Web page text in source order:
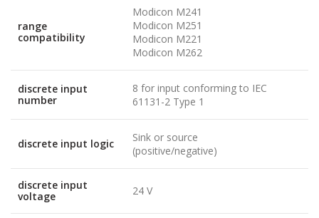
range
compatibility
Modicon M241
Modicon M251
Modicon M221
Modicon M262
discrete input
number
8 for input conforming to IEC
61131-2 Type 1
discrete input logic
Sink or source
(positive/negative)
discrete input
voltage
24 V